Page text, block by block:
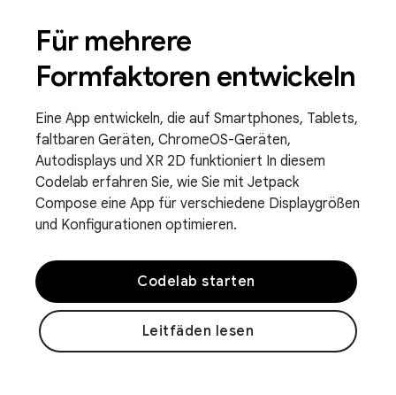
Für mehrere
Formfaktoren entwickeln
Eine App entwickeln, die auf Smartphones, Tablets,
faltbaren Geräten, ChromeOS-Geräten,
Autodisplays und XR 2D funktioniert In diesem
Codelab erfahren Sie, wie Sie mit Jetpack
Compose eine App für verschiedene Displaygrößen
und Konfigurationen optimieren.
Codelab starten
Leitfäden lesen